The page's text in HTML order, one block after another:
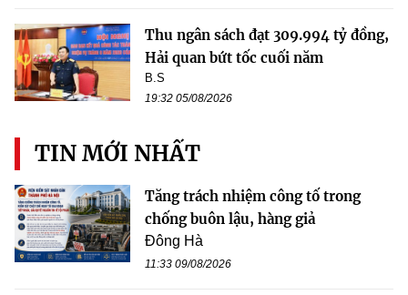
Thu ngân sách đạt 309.994 tỷ đồng,
Hải quan bứt tốc cuối năm
B.S
19:32 05/08/2026
TIN MỚI NHẤT
Tăng trách nhiệm công tố trong
chống buôn lậu, hàng giả
Đông Hà
11:33 09/08/2026